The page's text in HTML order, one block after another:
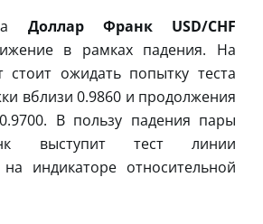
Доллар Франк USD/CHF
в рамках падения. На
ожидать попытку теста
вблизи 0.9860 и продолжения
В пользу падения пары
выступит тест линии
индикаторе относительной